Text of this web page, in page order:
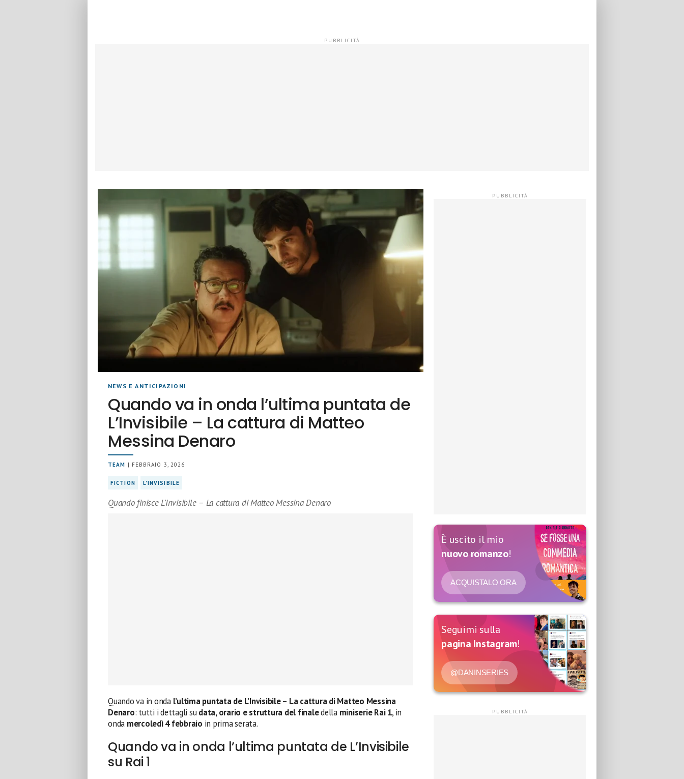
NEWS E ANTICIPAZIONI
Quando va in onda l’ultima puntata de
L’Invisibile – La cattura di Matteo
Messina Denaro
TEAM | FEBBRAIO 3, 2026
FICTION L'INVISIBILE
Quando finisce L’Invisibile – La cattura di Matteo Messina Denaro
Quando va in onda l’ultima puntata de L’Invisibile – La cattura di Matteo Messina
Denaro: tutti i dettagli sudata, orario e struttura del finaledella miniserie Rai 1, in
onda mercoledì 4 febbraio in prima serata.
Quando va in onda l’ultima puntata de L’Invisibile
su Rai 1
È uscito il mio
nuovo romanzo!
ACQUISTALO ORA
Seguimi sulla
pagina Instagram!
@DANINSERIES